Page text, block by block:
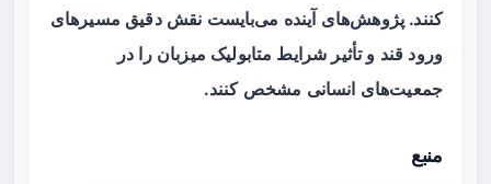
کنند. پژوهش‌های آینده می‌بایست نقش دقیق مسیرهای
ورود قند و تأثیر شرایط متابولیک میزبان را در
جمعیت‌های انسانی مشخص کنند.
منبع